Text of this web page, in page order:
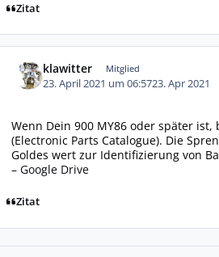
Zitat
klawitter Mitglied
23. April 2021 um 06:5723. Apr 2021
Wenn Dein 900 MY86 oder später ist,
(Electronic Parts Catalogue). Die
Goldes wert zur Identifizierung von
– Google Drive
Zitat